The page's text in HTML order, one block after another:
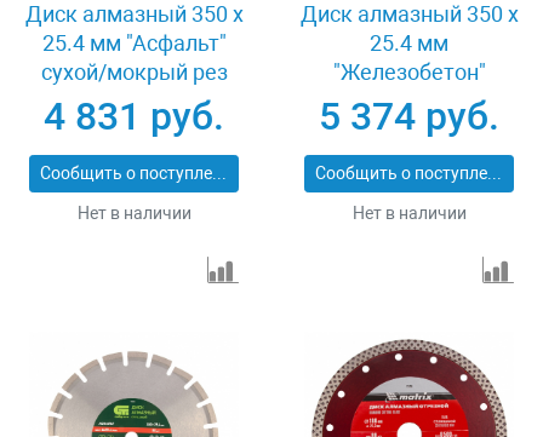
Диск алмазный 350 х
25.4 мм "Асфальт"
сухой/мокрый рез
Pro Matrix 731073
4 831 руб.
Сообщить о поступлении
Нет в наличии
Диск алмазный 350 х
25.4 мм
"Железобетон"
сухой/мокрый рез
Pro Matrix 731103
5 374 руб.
Сообщить о поступлении
Нет в наличии